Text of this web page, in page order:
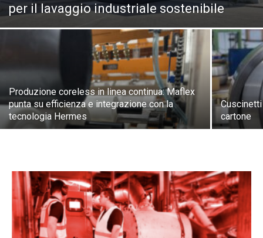
per il lavaggio industriale sostenibile
Produzione coreless in linea continua: Maflex
punta su efficienza e integrazione con la
tecnologia Hermes
cartone